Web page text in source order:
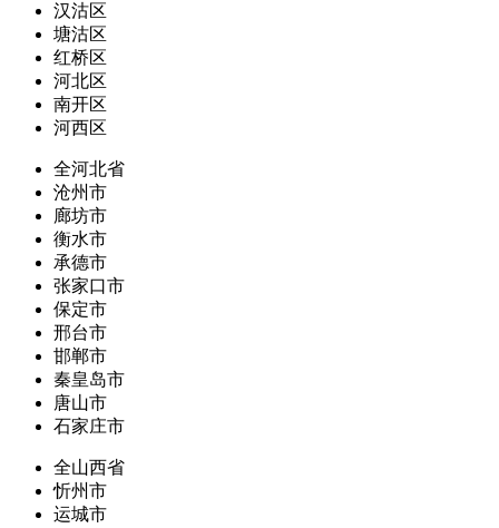
汉沽区
塘沽区
红桥区
河北区
南开区
河西区
全河北省
沧州市
廊坊市
衡水市
承德市
张家口市
保定市
邢台市
邯郸市
秦皇岛市
唐山市
石家庄市
全山西省
忻州市
运城市